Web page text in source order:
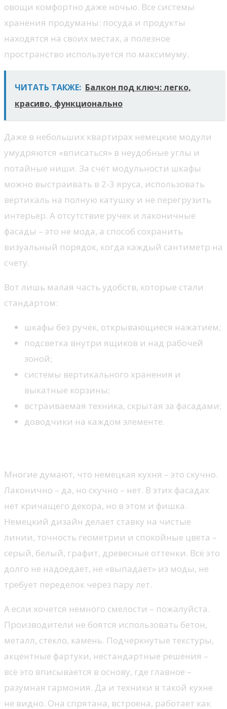
овощи комфортно даже ночью. Все системы
хранения продуманы: посуда и продукты
находятся на своих местах, а полезное
пространство используется по максимуму.
ЧИТАТЬ ТАКЖЕ: Балкон под ключ: легко,
красиво, функционально
Даже в небольших квартирах немецкие модули
умудряются «вписаться» в неудобные углы и
потайные ниши. За счёт модульности шкафы
можно выстраивать в 2-3 яруса, использовать
вертикаль на полную катушку и не перегрузить
интерьер. А отсутствие ручек и лаконичные
фасады – это не мода, а способ сохранить
визуальный порядок, когда каждый сантиметр на
счету.
Вот лишь малая часть удобств, которые стали
стандартом:
шкафы без ручек, открывающиеся нажатием;
подсветка внутри ящиков и над рабочей
зоной;
системы вертикального хранения и
выкатные корзины;
встраиваемая техника, скрытая за фасадами;
доводчики на каждом элементе.
Многие думают, что немецкая кухня – это скучно.
Лаконично – да, но скучно – нет. В этих фасадах
нет кричащего декора, но в этом и фишка.
Немецкий дизайн делает ставку на чистые
линии, точность геометрии и спокойные цвета –
серый, белый, графит, древесные оттенки. Всё это
долго не надоедает, не «выпадает» из моды, не
требует переделок через пару лет.
А если хочется немного смелости – пожалуйста.
Производители не боятся использовать бетон,
металл, стекло, камень. Подчеркнутые текстуры,
акцентные фартуки, нестандартные решения –
всё это вписывается в основу, где главное –
разумная гармония. Да и техники в такой кухне
не видно. Она спрятана, встроена, работает как